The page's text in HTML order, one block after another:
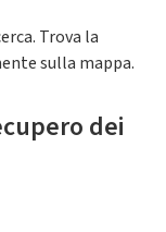
Trova la
sulla mappa.
dei